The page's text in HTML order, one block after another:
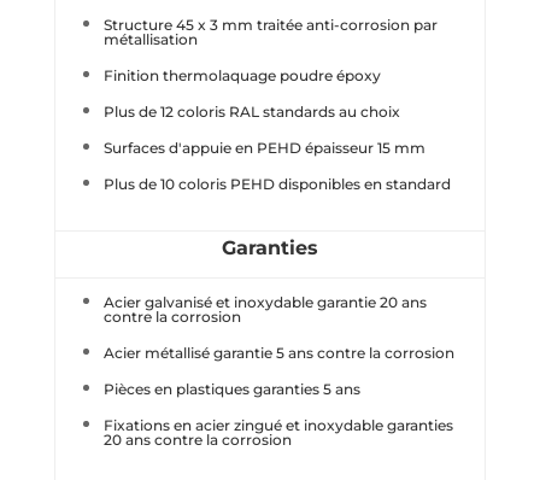
Structure 45 x 3 mm traitée anti-corrosion par
métallisation
Finition thermolaquage poudre époxy
Plus de 12 coloris RAL standards au choix
Surfaces d'appuie en PEHD épaisseur 15 mm
Plus de 10 coloris PEHD disponibles en standard
Garanties
Acier galvanisé et inoxydable garantie 20 ans
contre la corrosion
Acier métallisé garantie 5 ans contre la corrosion
Pièces en plastiques garanties 5 ans
Fixations en acier zingué et inoxydable garanties
20 ans contre la corrosion